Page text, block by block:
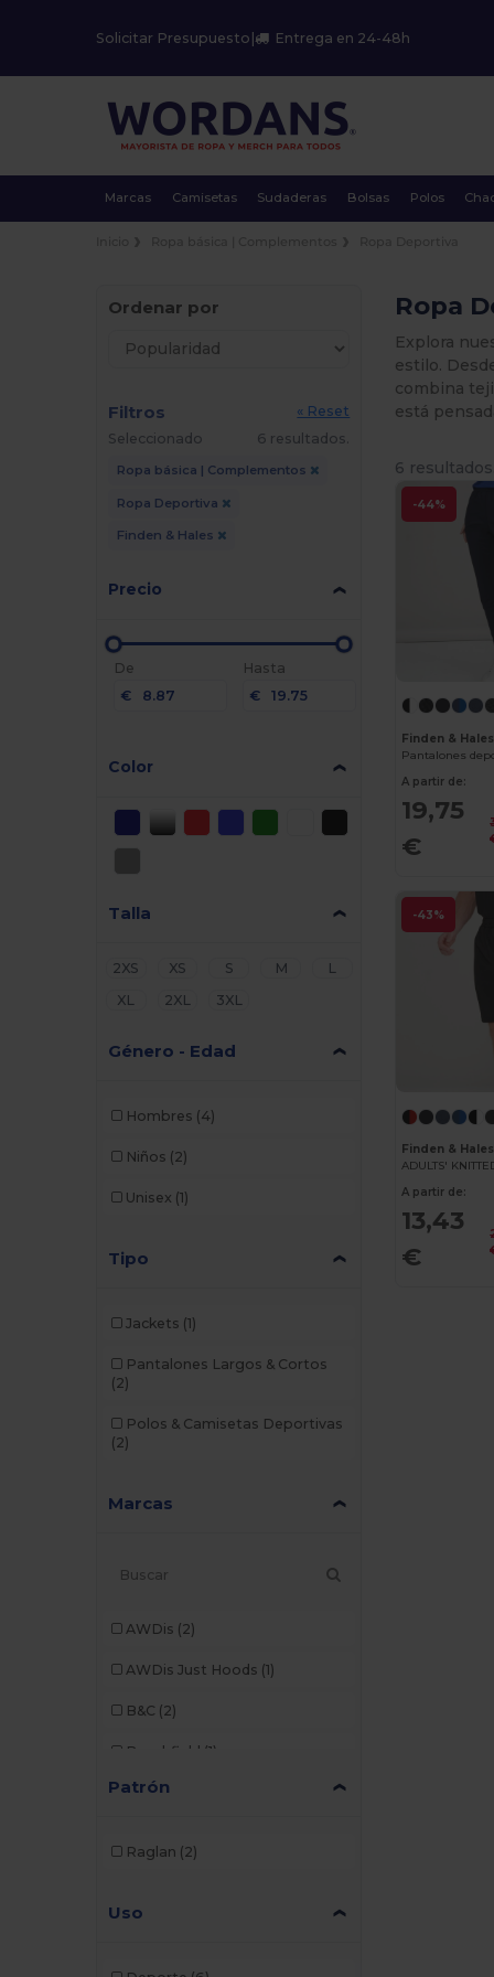
Solicitar Presupuesto Entrega en 24-48h
Marcas Camisetas Sudaderas Bolsas Polos
Ordenar por
Filtros
« Reset
Seleccionado
6 resultados.
Ropa básica | Complementos
Ropa Deportiva
Finden & Hales
Precio
De
€
Hasta
€
Color
Talla
2XS XS S M
L
XL
2XL 3XL
Género - Edad
Hombres (4)
Niños (2)
Unisex (1)
Tipo
Jackets (1)
Pantalones Largos & Cortos
(2)
Polos & Camisetas Deportivas
(2)
Marcas
AWDis (2)
AWDis Just Hoods (1)
B&C (2)
Beechfield (1)
Brook Taverner
Ecologie
Patrón
Raglan (2)
Uso
Ropa
Explora
estilo.
combina
está
6 resultados.
-44%
Finden & Hales
Pantalones
A partir de:
19,75
€
-43%
Finden &
A partir de:
13,43
€